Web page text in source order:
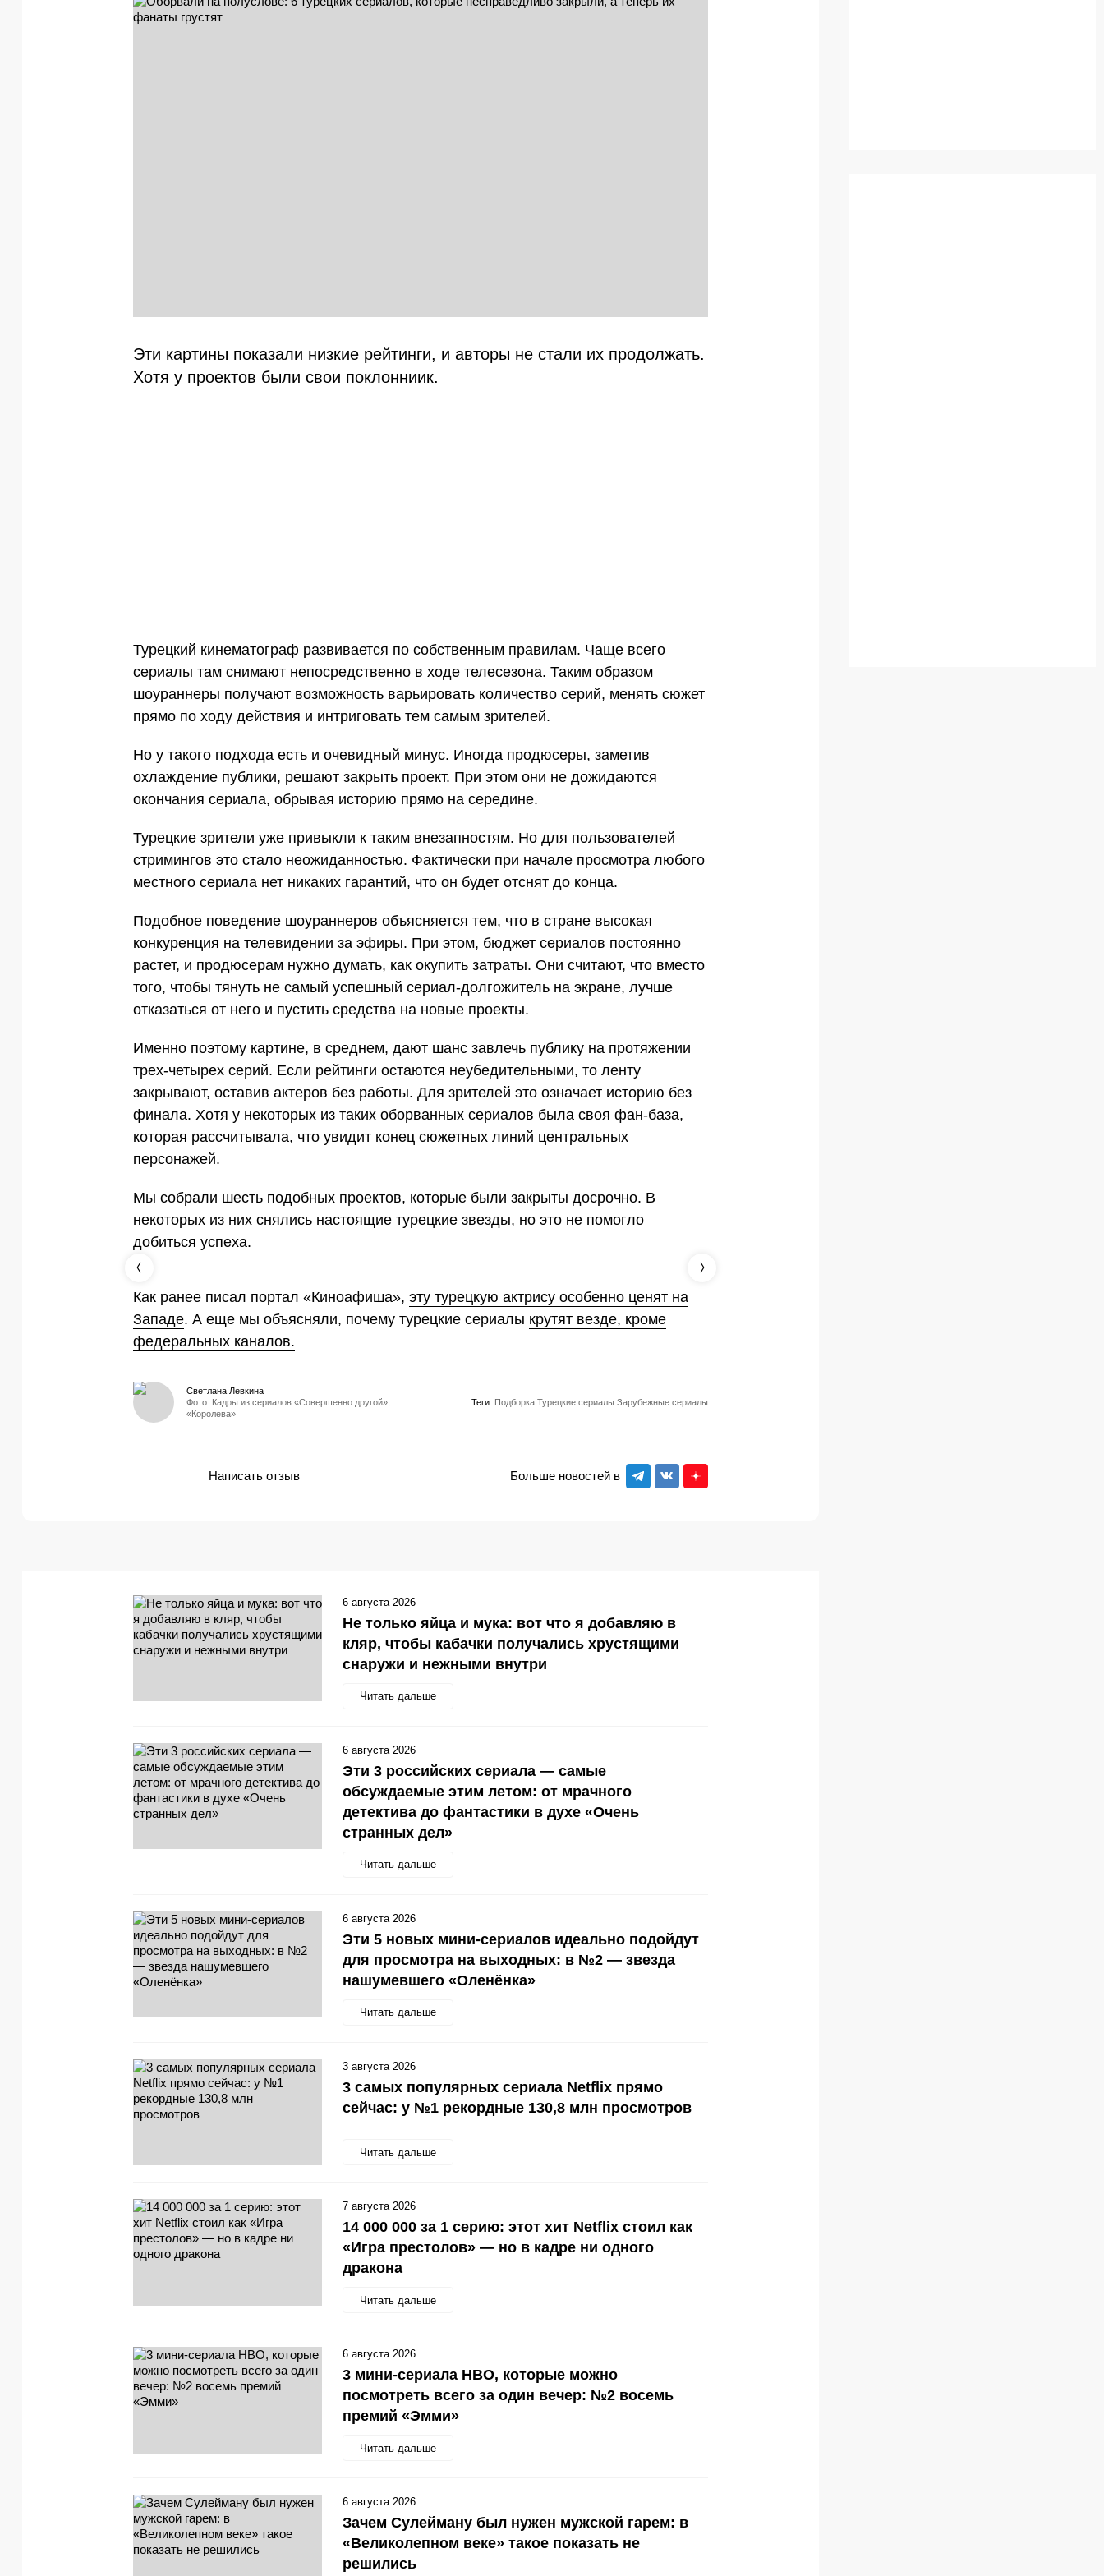
Эти картины показали низкие рейтинги, и авторы не стали их продолжать.
Хотя у проектов были свои поклонниик.
Турецкий кинематограф развивается по собственным правилам. Чаще всего
сериалы там снимают непосредственно в ходе телесезона. Таким образом
шоураннеры получают возможность варьировать количество серий, менять сюжет
прямо по ходу действия и интриговать тем самым зрителей.
Но у такого подхода есть и очевидный минус. Иногда продюсеры, заметив
охлаждение публики, решают закрыть проект. При этом они не дожидаются
окончания сериала, обрывая историю прямо на середине.
Турецкие зрители уже привыкли к таким внезапностям. Но для пользователей
стримингов это стало неожиданностью. Фактически при начале просмотра любого
местного сериала нет никаких гарантий, что он будет отснят до конца.
Подобное поведение шоураннеров объясняется тем, что в стране высокая
конкуренция на телевидении за эфиры. При этом, бюджет сериалов постоянно
растет, и продюсерам нужно думать, как окупить затраты. Они считают, что вместо
того, чтобы тянуть не самый успешный сериал-долгожитель на экране, лучше
отказаться от него и пустить средства на новые проекты.
Именно поэтому картине, в среднем, дают шанс завлечь публику на протяжении
трех-четырех серий. Если рейтинги остаются неубедительными, то ленту
закрывают, оставив актеров без работы. Для зрителей это означает историю без
финала. Хотя у некоторых из таких оборванных сериалов была своя фан-база,
которая рассчитывала, что увидит конец сюжетных линий центральных
персонажей.
Мы собрали шесть подобных проектов, которые были закрыты досрочно. В
некоторых из них снялись настоящие турецкие звезды, но это не помогло
добиться успеха.
Как ранее писал портал «Киноафиша», эту турецкую актрису особенно ценят на
Западе. А еще мы объясняли, почему турецкие сериалы крутят везде, кроме
федеральных каналов.
Фото: Кадры из сериалов «Совершенно другой»,
«Королева»
Светлана Левкина
Теги: Подборка Турецкие сериалы Зарубежные сериалы
Больше новостей в
Написать отзыв
Не только яйца и мука: вот что я добавляю в
кляр, чтобы кабачки получались хрустящими
снаружи и нежными внутри
Читать дальше
6 августа 2026
Эти 3 российских сериала — самые
обсуждаемые этим летом: от мрачного
детектива до фантастики в духе «Очень
странных дел»
Читать дальше
6 августа 2026
Эти 5 новых мини-сериалов идеально подойдут
для просмотра на выходных: в №2 — звезда
нашумевшего «Оленёнка»
Читать дальше
6 августа 2026
3 самых популярных сериала Netflix прямо
сейчас: у №1 рекордные 130,8 млн просмотров
Читать дальше
3 августа 2026
14 000 000 за 1 серию: этот хит Netflix стоил как
«Игра престолов» — но в кадре ни одного
дракона
Читать дальше
7 августа 2026
3 мини-сериала HBO, которые можно
посмотреть всего за один вечер: №2 восемь
премий «Эмми»
Читать дальше
6 августа 2026
Зачем Сулейману был нужен мужской гарем: в
«Великолепном веке» такое показать не
решились
6 августа 2026